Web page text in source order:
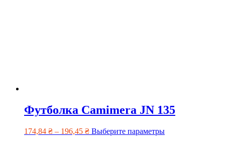
Футболка Camimera JN 135
174,84 ₴ – 196,45 ₴ Выберите параметры